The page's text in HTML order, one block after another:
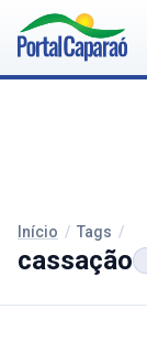
Início / Tags /
cassação